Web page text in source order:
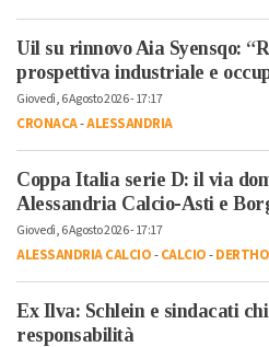
Uil su rinnovo Aia Syensqo:
prospettiva industriale e
Giovedì, 6 Agosto 2026 - 17:17
CRONACA-ALESSANDRIA
Coppa Italia serie D: il via
Alessandria Calcio-Asti e
Giovedì, 6 Agosto 2026 - 17:17
ALESSANDRIA CALCIO-CALCIO-
Ex Ilva: Schlein e sindacati
responsabilità